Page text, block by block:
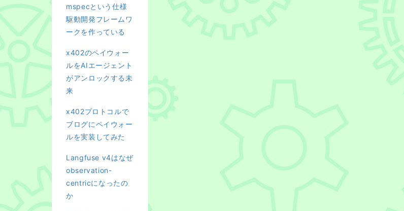
mspecという仕様
駆動開発フレームワ
ークを作っている
x402のペイウォー
ルをAIエージェント
がアンロックする未
来
x402プロトコルで
ブログにペイウォー
ルを実装してみた
Langfuse v4はなぜ
observation-
centricになったの
か